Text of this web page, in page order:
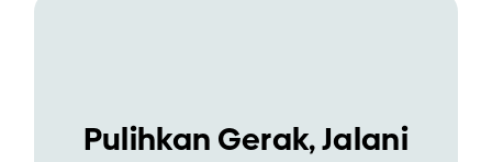
Pulihkan Gerak, Jalani